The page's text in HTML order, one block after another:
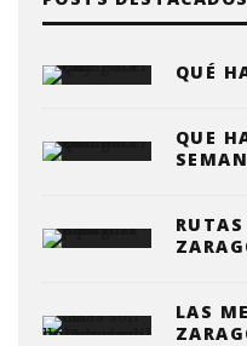
QUÉ
QUE
LAS